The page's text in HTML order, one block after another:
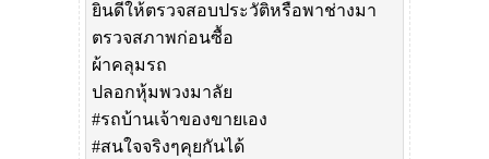
ยินดีให้ตรวจสอบประวัติหรือพาช่างมา
ตรวจสภาพก่อนซื้อ
ผ้าคลุมรถ
ปลอกหุ้มพวงมาลัย
#รถบ้านเจ้าของขายเอง
#สนใจจริงๆคุยกันได้